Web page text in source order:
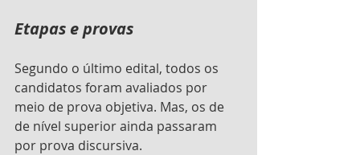
Etapas e provas
Segundo o último edital, todos os
candidatos foram avaliados por
meio de prova objetiva. Mas, os de
de nível superior ainda passaram
por prova discursiva.